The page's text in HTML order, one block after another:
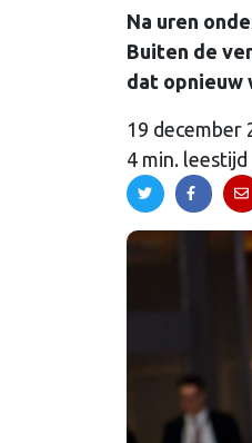
Na uren
Buiten de
dat
19 december
4 min. leestijd